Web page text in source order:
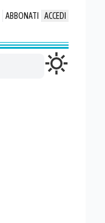
ABBONATI ACCEDI